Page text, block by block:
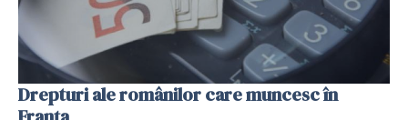
Drepturi ale românilor care muncesc în